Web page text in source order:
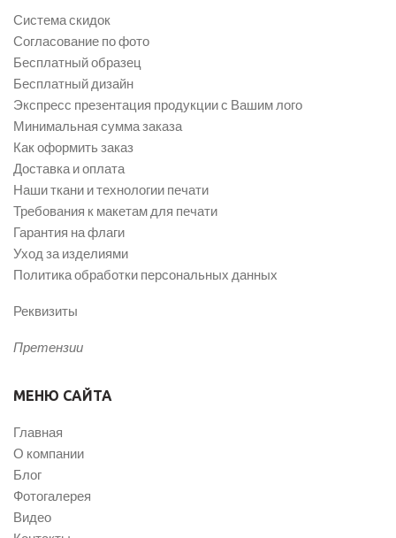
Система скидок
Согласование по фото
Бесплатный образец
Бесплатный дизайн
Экспресс презентация продукции с Вашим лого
Минимальная сумма заказа
Как оформить заказ
Доставка и оплата
Наши ткани и технологии печати
Требования к макетам для печати
Гарантия на флаги
Уход за изделиями
Политика обработки персональных данных
Реквизиты
Претензии
МЕНЮ САЙТА
Главная
О компании
Блог
Фотогалерея
Видео